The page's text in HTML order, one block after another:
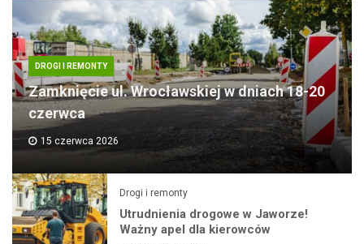
DROGI I REMONTY
Zamknięcie ul. Wrocławskiej w dniach 18-20
czerwca
15 czerwca 2026
Drogi i remonty
Utrudnienia drogowe w Jaworze!
Ważny apel dla kierowców